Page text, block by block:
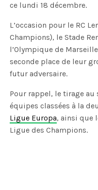
ce lundi 18 décembre.
L’occasion pour le RC
Champions), le Stade
l’Olympique de
seconde place de leur
futur adversaire.
Pour rappel, le tirage au
équipes classées à la
Ligue Europa, ainsi que
Ligue des Champions.